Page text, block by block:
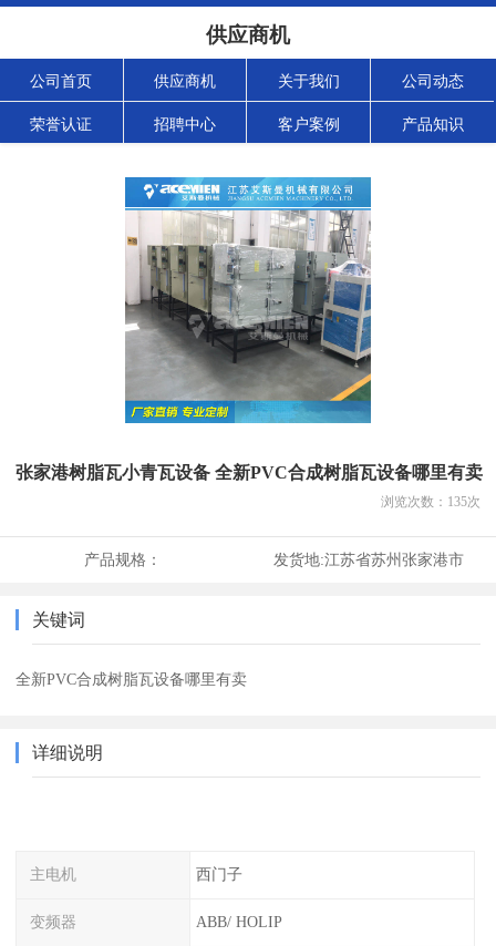
供应商机
公司首页 供应商机 关于我们 公司动态
荣誉认证 招聘中心 客户案例 产品知识
张家港树脂瓦小青瓦设备 全新PVC合成树脂瓦设备哪里有卖
浏览次数： 135次
产品规格： 发货地:江苏省苏州张家港市
关键词
全新PVC合成树脂瓦设备哪里有卖
详细说明
主电机 西门子
变频器 ABB/ HOLIP